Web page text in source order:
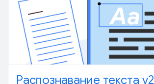
Распознавание текста v2